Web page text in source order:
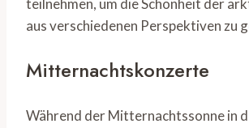
teilnehmen, um die Schönheit der
aus verschiedenen Perspektiven zu
Mitternachtskonzerte
Während der Mitternachtssonne in